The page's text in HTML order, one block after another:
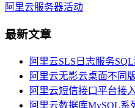
阿里云服务器活动
最新文章
阿里云SLS日志服务
阿里云无影云桌面不同
阿里云短信接口平台接
阿里云数据库MySQL